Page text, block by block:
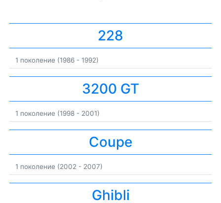
228
1 поколение (1986 - 1992)
3200 GT
1 поколение (1998 - 2001)
Coupe
1 поколение (2002 - 2007)
Ghibli